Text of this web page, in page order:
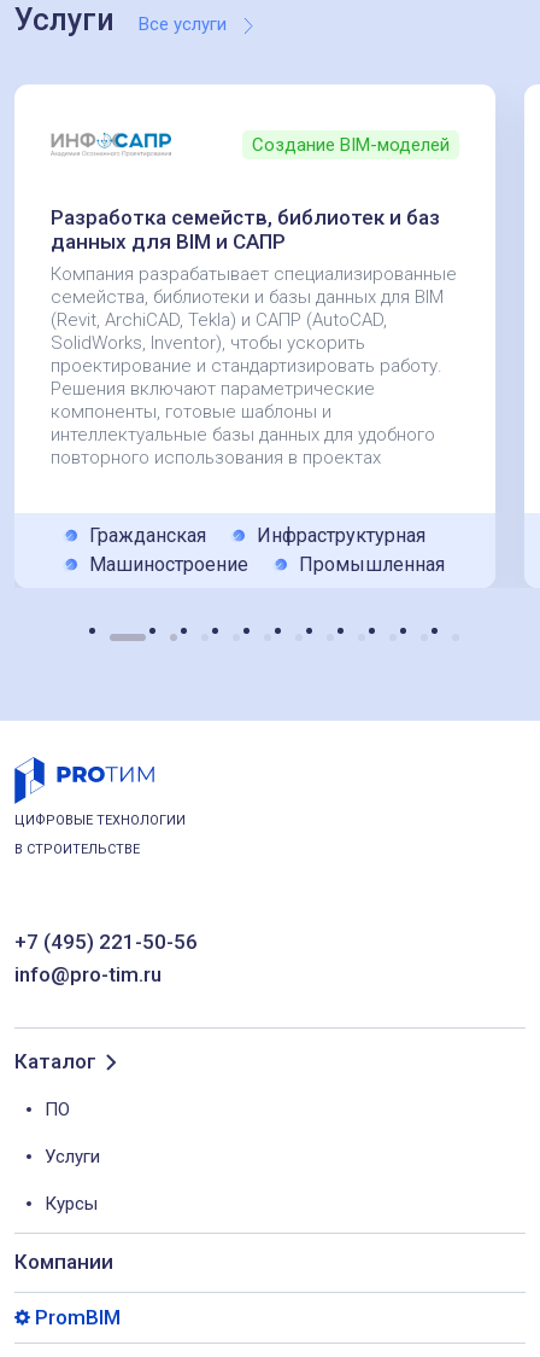
Услуги Все услуги
Создание BIM-моделей
Разработка семейств, библиотек и баз
данных для BIM и САПР
Компания разрабатывает специализированные
семейства, библиотеки и базы данных для BIM
(Revit, ArchiCAD, Tekla) и САПР (AutoCAD,
SolidWorks, Inventor), чтобы ускорить
проектирование и стандартизировать работу.
Решения включают параметрические
компоненты, готовые шаблоны и
интеллектуальные базы данных для удобного
повторного использования в проектах
Гражданская
Инфраструктурная
Машиностроение
Промышленная
ЦИФРОВЫЕ ТЕХНОЛОГИИ
В СТРОИТЕЛЬСТВЕ
+7 (495) 221-50-56
info@pro-tim.ru
Каталог
ПО
Услуги
Курсы
Компании
PromBIM